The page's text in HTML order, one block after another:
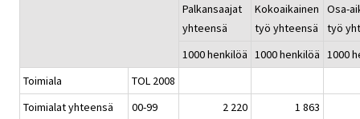
Palkansaajat
yhteensä
Kokoaikainen
työ yhteensä
Osa-
työ
1000 henkilöä 1000 henkilöä 1000
Toimiala
TOL 2008
Toimialat yhteensä
00-99 2 220
1 863